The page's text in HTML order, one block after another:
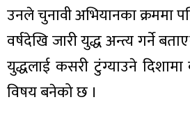
उनले चुनावी अभियानका क्रममा
वर्षदेखि जारी युद्ध अन्त्य गर्ने
युद्धलाई कसरी टुंग्याउने दिशामा
विषय बनेको छ ।